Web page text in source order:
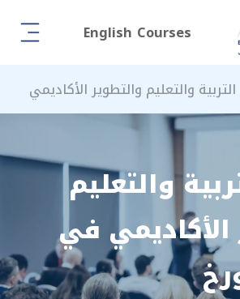
English Courses
والتعليم والتطوير الأكاديمي
والتعليم
الأكاديمي في